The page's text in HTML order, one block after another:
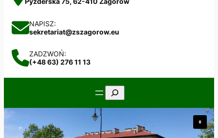
NAPISZ:
sekretariat@zszagorow.eu
ZADZWOŃ:
(+48 63) 276 11 13
Szukaj